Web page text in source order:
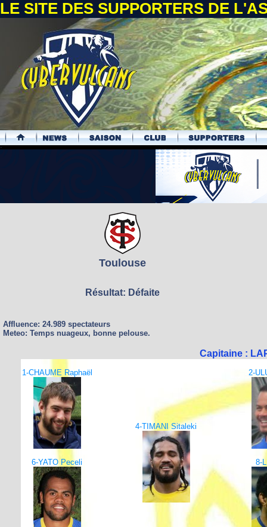
LE SITE DES SUPPORTERS DE
.
Toulouse
Résultat: Défaite
Affluence: 24.989 spectateurs
Meteo: Temps nuageux, bonne pelouse.
Capitaine :
1-CHAUME Raphaël 2-
4-TIMANI Sitaleki
6-YATO Peceli 8-